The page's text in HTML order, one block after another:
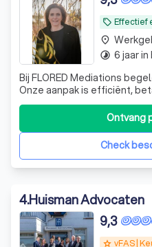
local_offer Effectief
Bij FLORED Mediations
Onze aanpak is efficiënt, betaalbaar, en
een emotionele periode.
gesubsideieerde bijstand
Check
Ontvang
place
timelapse 6 jaar
4.Huisman Advocaten
grade vFAS |
9,3